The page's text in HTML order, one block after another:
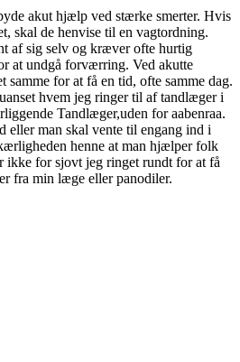
akut hjælp ved stærke smerter. Hvis
skal de henvise til en vagtordning.
af sig selv og kræver ofte hurtig
at undgå forværring. Ved akutte
samme for at få en tid, ofte samme dag.
hvem jeg ringer til af tandlæger i
Tandlæger,uden for aabenraa.
eller man skal vente til engang ind i
henne at man hjælper folk
ikke for sjovt jeg ringet rundt for at få
fra min læge eller panodiler.